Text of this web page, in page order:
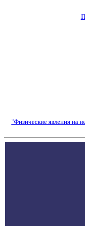
"Физические явления на